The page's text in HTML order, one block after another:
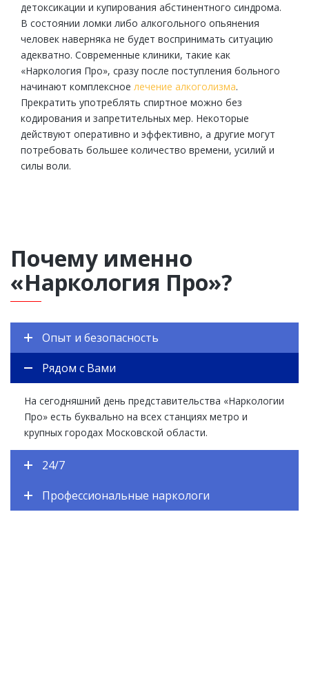
детоксикации и купирования абстинентного синдрома.
В состоянии ломки либо алкогольного опьянения
человек наверняка не будет воспринимать ситуацию
адекватно. Современные клиники, такие как
«Наркология Про», сразу после поступления больного
начинают комплексное лечение алкоголизма.
Прекратить употреблять спиртное можно без
кодирования и запретительных мер. Некоторые
действуют оперативно и эффективно, а другие могут
потребовать большее количество времени, усилий и
силы воли.
Почему именно
«Наркология Про»?
Опыт и безопасность
Рядом с Вами
На сегодняшний день представительства «Наркологии
Про» есть буквально на всех станциях метро и
крупных городах Московской области.
24/7
Профессиональные наркологи